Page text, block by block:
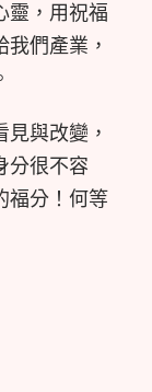
靈，用祝福
們產業，
與改變，
分很不容
福分！何等